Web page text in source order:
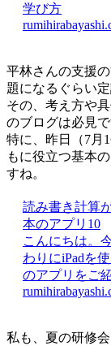
学び方
平林さんの支援
題になるぐらい
その、考え方や
のブログは必見で
特に、昨日（7月
もに役立つ基本
すね。
読み書き計算
本のアプリ10
こんにちは。
わりにiPadを
のアプリをご
私も、夏の研修